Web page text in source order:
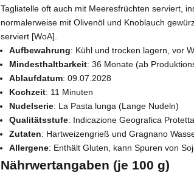
Tagliatelle oft auch mit Meeresfrüchten serviert,
normalerweise mit Olivenöl und Knoblauch
serviert [WoA].
Aufbewahrung: Kühl und trocken lagern, vor
Mindesthaltbarkeit: 36 Monate (ab
Ablaufdatum: 09.07.2028
Kochzeit: 11 Minuten
Nudelserie: La Pasta lunga (Lange Nudeln)
Qualitätsstufe: Indicazione Geografica
Zutaten: Hartweizengrieß und Gragnano
Allergene: Enthält Gluten, kann Spuren von
Nährwertangaben (je 100 g)